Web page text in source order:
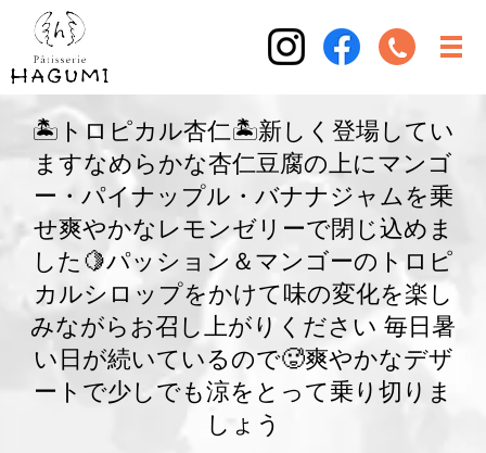
🏝️トロピカル杏仁🏝️新しく登場してい
ますなめらかな杏仁豆腐の上にマンゴ
ー・パイナップル・バナナジャムを乗
せ爽やかなレモンゼリーで閉じ込めま
した🍋パッション＆マンゴーのトロピ
カルシロップをかけて味の変化を楽し
みながらお召し上がりください 毎日暑
い日が続いているので🥵爽やかなデザ
ートで少しでも涼をとって乗り切りま
しょう